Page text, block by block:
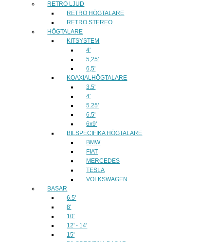
RETRO LJUD
RETRO HÖGTALARE
RETRO STEREO
HÖGTALARE
KITSYSTEM
4'
5,25'
6,5'
KOAXIALHÖGTALARE
3.5'
4'
5.25'
6.5'
6x9'
BILSPECIFIKA HÖGTALARE
BMW
FIAT
MERCEDES
TESLA
VOLKSWAGEN
BASAR
6.5'
8'
10'
12' - 14'
15'